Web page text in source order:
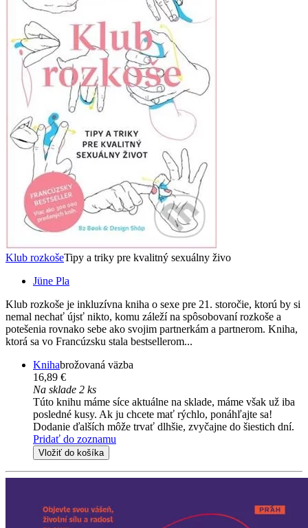
Klub rozkošeTipy a triky pre kvalitný sexuálny živo
Jüne Pla
Klub rozkoše je inkluzívna kniha o sexe pre 21. storočie, ktorú by si
nemal nechať újsť nikto, komu záleží na spôsobovaní rozkoše a
potešenia rovnako sebe ako svojim partnerkám a partnerom. Kniha,
ktorá sa vo Francúzsku stala bestsellerom...
Knihabrožovaná väzba
16,89 €
Na sklade 2 ks
Túto knihu máme síce aktuálne na sklade, máme však už iba
posledné kusy. Ak ju chcete mať rýchlo, ponáhľajte sa!
Dodanie ďalších môže trvať dlhšie, zvyčajne do šiestich dní.
Pridať do zoznamu
Vložiť do košíka